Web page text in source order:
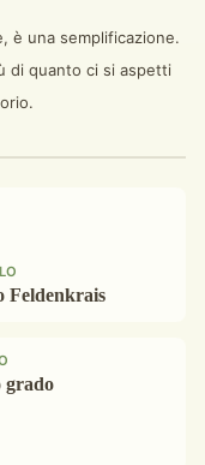
è una semplificazione.
di quanto ci si aspetti
Feldenkrais
grado